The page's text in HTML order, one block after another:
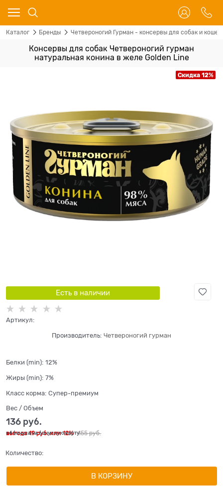
Каталог Бренды Четвероногий Гурман - консервы для собак и кошек
Консервы для собак Четвероногий гурман
натуральная конина в желе Golden Line
Скидка 12%
Есть в наличии
Артикул:
Производитель: Четвероногий гурман
Белки (min): 12%
Жиры (min): 7%
Класс корма: Супер-премиум
Вес / Объем
155 руб.
136 руб.
выгода19 руб.или12%
+4 бонуса на бонусную карту
Количество:
В КОРЗИНУ